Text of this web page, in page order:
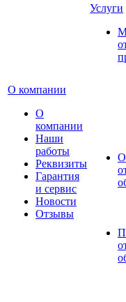
О компании
О
компании
Наши
работы
Реквизиты
Гарантия
и сервис
Новости
Отзывы
Услуги